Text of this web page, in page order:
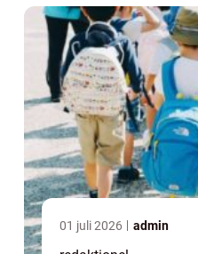
och upplevelser för
01 juli 2026 admin